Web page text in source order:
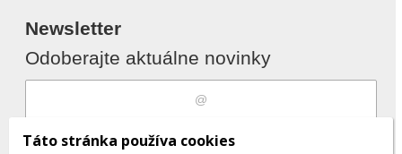
Newsletter
Odoberajte aktuálne novinky
Súhlasím sspracovaním osobných
Táto stránka používa cookies